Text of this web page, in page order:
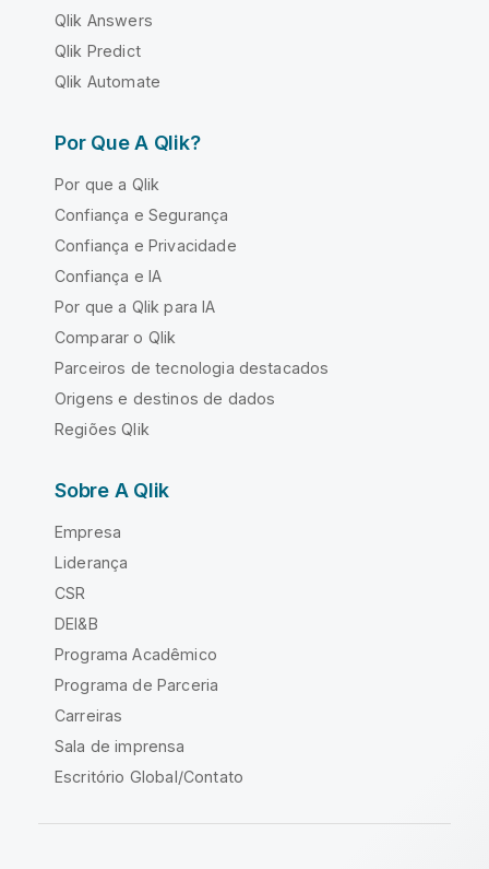
Qlik Answers
Qlik Predict
Qlik Automate
Por Que A Qlik?
Por que a Qlik
Confiança e Segurança
Confiança e Privacidade
Confiança e IA
Por que a Qlik para IA
Comparar o Qlik
Parceiros de tecnologia destacados
Origens e destinos de dados
Regiões Qlik
Sobre A Qlik
Empresa
Liderança
CSR
DEI&B
Programa Acadêmico
Programa de Parceria
Carreiras
Sala de imprensa
Escritório Global/Contato